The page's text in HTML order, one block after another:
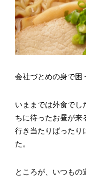
会社づとめの身で困
いままでは外食でし
ちに待ったお昼が来
行き当たりばったり
た。
ところが、いつもの